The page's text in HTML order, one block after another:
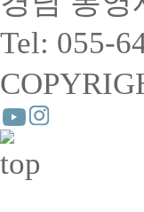
Tel: 055-